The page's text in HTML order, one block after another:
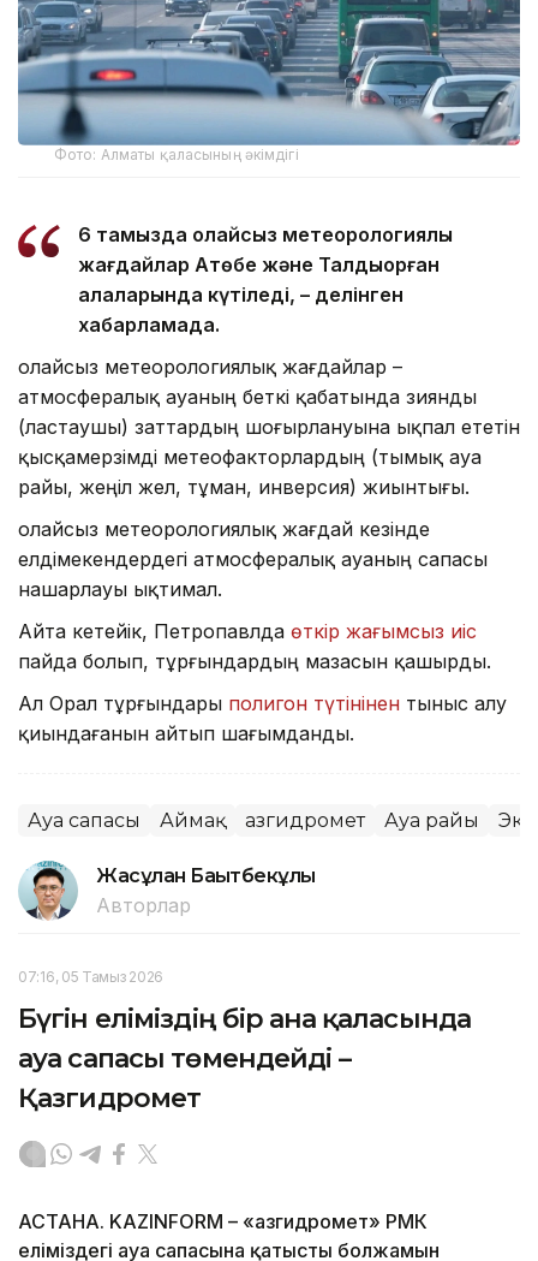
Фото: Алматы қаласының әкімдігі
6 тамызда қолайсыз метеорологиялық
жағдайлар Ақтөбе және Талдықорған
қалаларында күтіледі, – делінген
хабарламада.
Қолайсыз метеорологиялық жағдайлар –
атмосфералық ауаның беткі қабатында зиянды
(ластаушы) заттардың шоғырлануына ықпал ететін
қысқамерзімді метеофакторлардың (тымық ауа
райы, жеңіл жел, тұман, инверсия) жиынтығы.
Қолайсыз метеорологиялық жағдай кезінде
елдімекендердегі атмосфералық ауаның сапасы
нашарлауы ықтимал.
Айта кетейік, Петропавлда өткір жағымсыз иіс
пайда болып, тұрғындардың мазасын қашырды.
Ал Орал тұрғындары полигон түтінінен тыныс алу
қиындағанын айтып шағымданды.
Ауа сапасы Аймақ Қазгидромет Ауа райы
Жасұлан Бақытбекұлы
Авторлар
07:16, 05 Тамыз 2026
Бүгін еліміздің бір ғана қаласында
ауа сапасы төмендейді –
Қазгидромет
АСТАНА. KAZINFORM – «Қазгидромет» РМК
еліміздегі ауа сапасына қатысты болжамын